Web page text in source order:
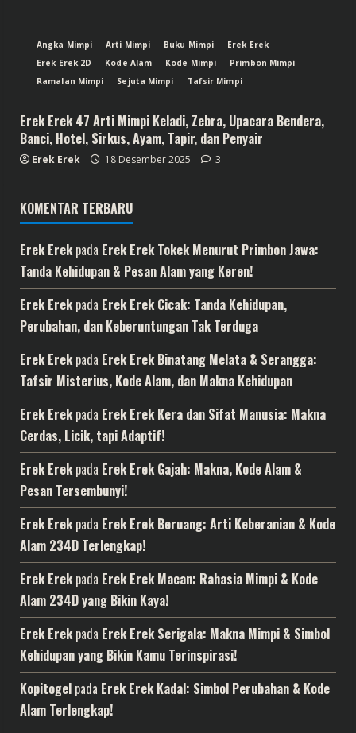
Angka Mimpi Arti Mimpi Buku Mimpi
Erek Erek
Erek Erek 2D
Kode Alam Kode Mimpi
Primbon Mimpi
Ramalan Mimpi
Sejuta Mimpi Tafsir Mimpi
Erek Erek 47 Arti Mimpi Keladi, Zebra, Upacara Bendera,
Banci, Hotel, Sirkus, Ayam, Tapir, dan Penyair
Erek Erek 18 Desember 2025 3
KOMENTAR TERBARU
Erek Erekpada Erek Erek Tokek Menurut Primbon Jawa:
Tanda Kehidupan & Pesan Alam yang Keren!
Erek Erekpada Erek Erek Cicak: Tanda Kehidupan,
Perubahan, dan Keberuntungan Tak Terduga
Erek Erekpada Erek Erek Binatang Melata & Serangga:
Tafsir Misterius, Kode Alam, dan Makna Kehidupan
Erek Erekpada Erek Erek Kera dan Sifat Manusia: Makna
Cerdas, Licik, tapi Adaptif!
Erek Erekpada Erek Erek Gajah: Makna, Kode Alam &
Pesan Tersembunyi!
Erek Erekpada Erek Erek Beruang: Arti Keberanian & Kode
Alam 234D Terlengkap!
Erek Erekpada Erek Erek Macan: Rahasia Mimpi & Kode
Alam 234D yang Bikin Kaya!
Erek Erekpada Erek Erek Serigala: Makna Mimpi & Simbol
Kehidupan yang Bikin Kamu Terinspirasi!
Kopitogel pada Erek Erek Kadal: Simbol Perubahan & Kode
Alam Terlengkap!